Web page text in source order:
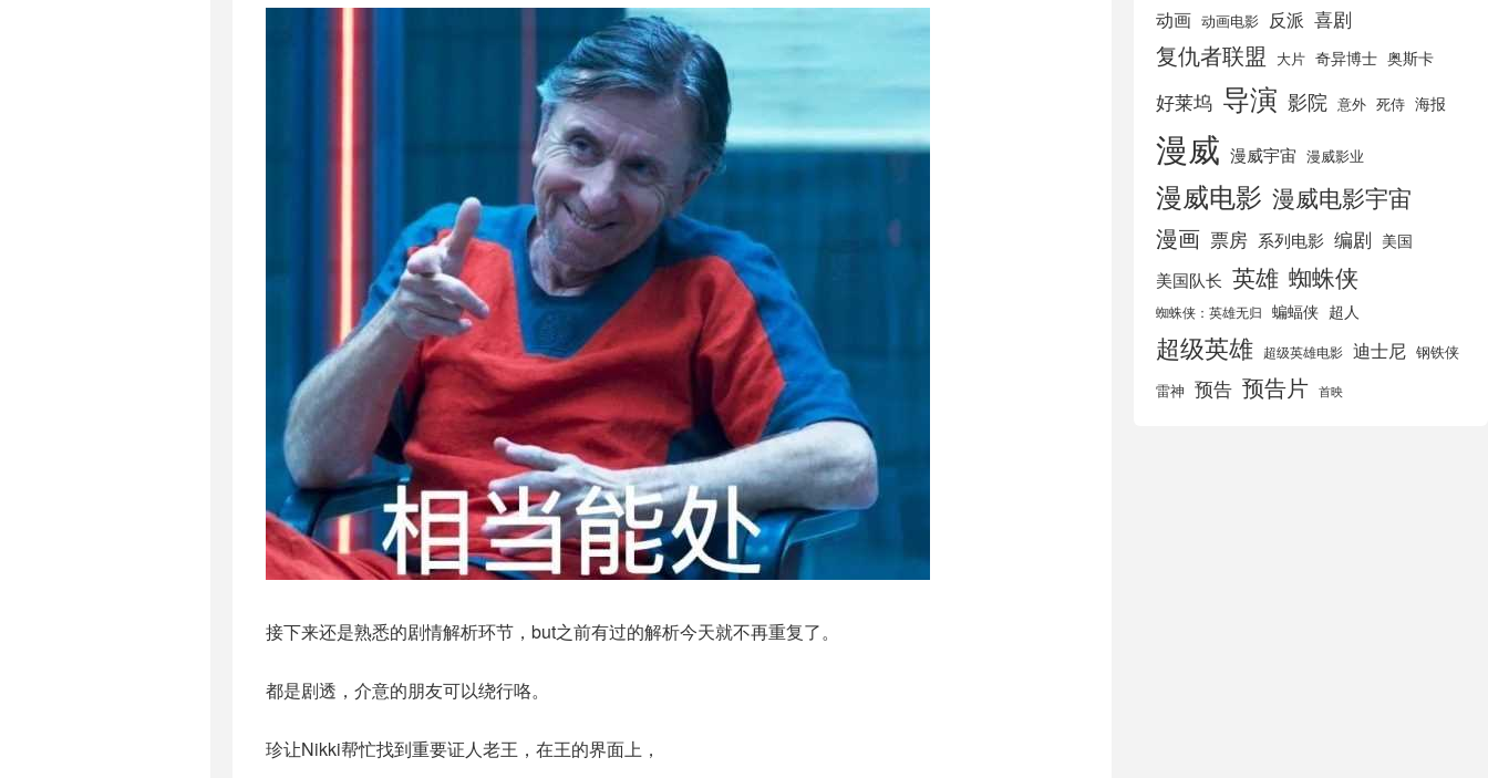
接下来还是熟悉的剧情解析环节，but之前有过的解析今天就不再重复了。
都是剧透，介意的朋友可以绕行咯。
珍让Nikki帮忙找到重要证人老王，在王的界面上，
动画 动画电影 反派 喜剧
复仇者联盟 大片 奇异博士 奥斯卡
好莱坞 导演 影院 意外 死侍 海报
漫威 漫威宇宙 漫威影业
漫威电影 漫威电影宇宙
漫画 票房 系列电影 编剧 美国
美国队长 英雄 蜘蛛侠
蜘蛛侠：英雄无归 蝙蝠侠 超人
超级英雄 超级英雄电影 迪士尼 钢铁侠
雷神 预告 预告片 首映